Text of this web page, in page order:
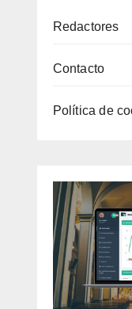
Redactores
Contacto
Política de